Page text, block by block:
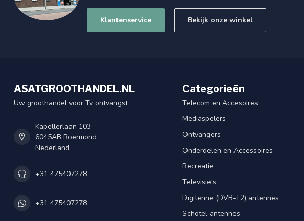
Klantenservice Bekijk onze winkel
ASATGROOTHANDEL.NL
Uw groothandel voor Tv ontvangst
Kapellerlaan 103
6045AB Roermond
Nederland
+31 475407278
+31 475407278
Categorieën
Telecom en Accesoires
Mediaspelers
Ontvangers
Onderdelen en Accessoires
Recreatie
Televisie's
Digitenne (DVB-T2) antennes
Schotel antennes